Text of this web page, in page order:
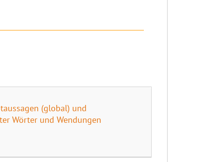
(global) und
Wörter und Wendungen